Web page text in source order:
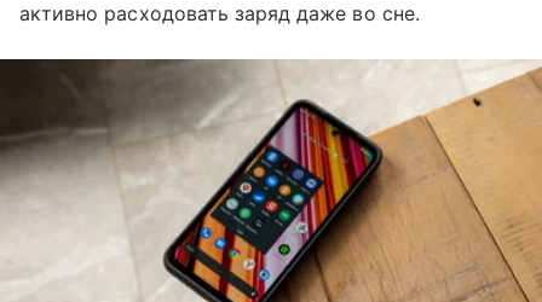
активно расходовать заряд даже во сне.